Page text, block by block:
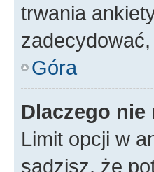
trwania
Góra
Dlaczego
Limit opcji w
sądzisz, że